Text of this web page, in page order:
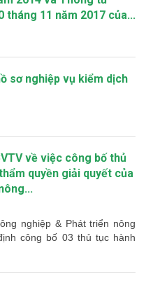
tháng 11 năm 2017 của...
sơ nghiệp vụ kiểm dịch
về việc công bố thủ
quyền giải quyết của
nghiệp & Phát triển nông
công bố 03 thủ tục hành